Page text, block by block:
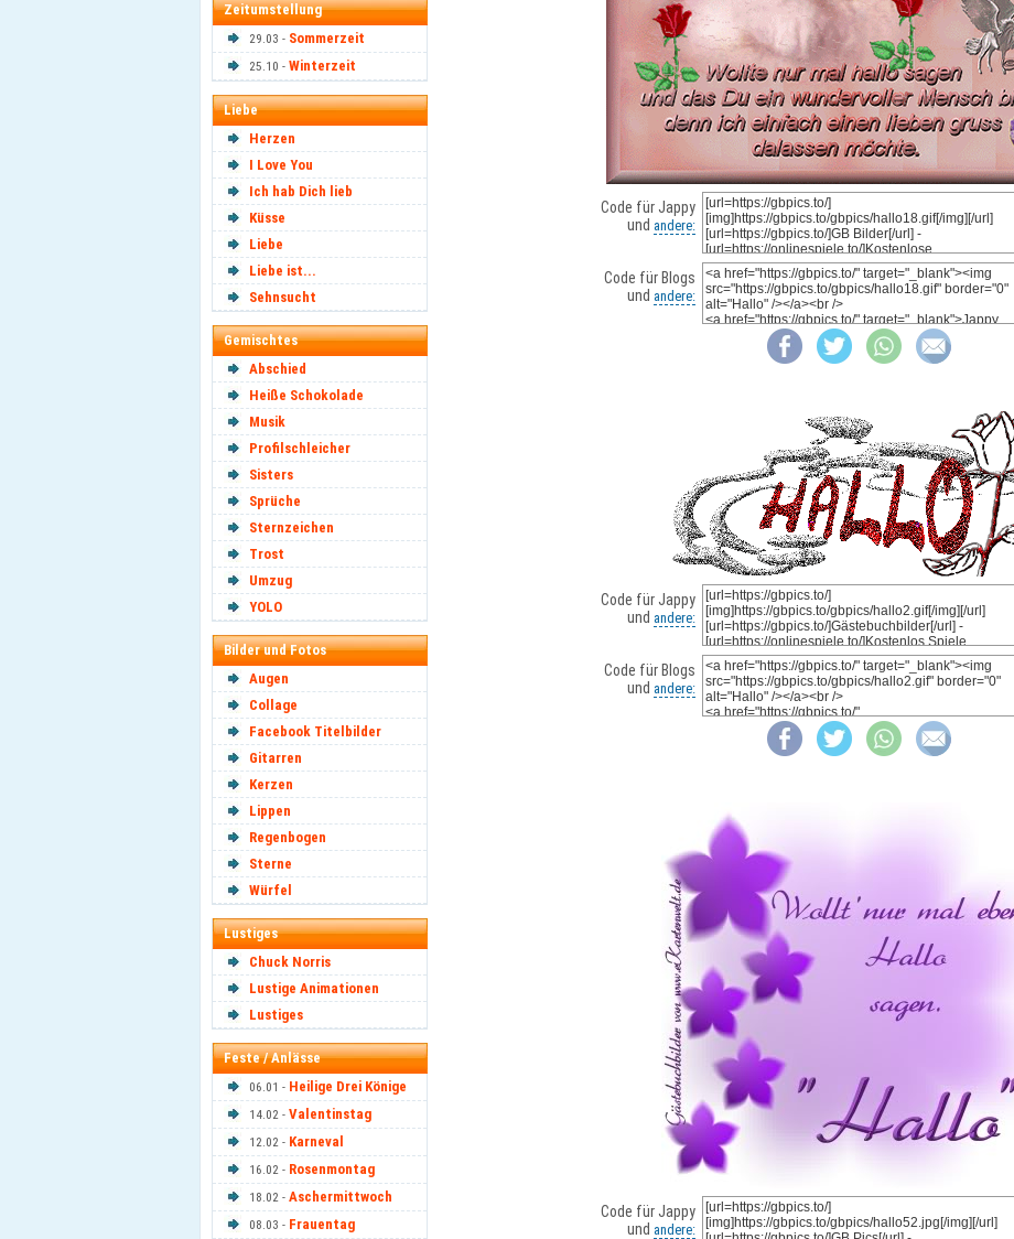
Zeitumstellung
29.03 - Sommerzeit
25.10 - Winterzeit
Liebe
Herzen
I Love You
Ich hab Dich lieb
Küsse
Liebe
Liebe ist...
Sehnsucht
Gemischtes
Abschied
Heiße Schokolade
Musik
Profilschleicher
Sisters
Sprüche
Sternzeichen
Trost
Umzug
YOLO
Bilder und Fotos
Augen
Collage
Facebook Titelbilder
Gitarren
Kerzen
Lippen
Regenbogen
Sterne
Würfel
Lustiges
Chuck Norris
Lustige Animationen
Lustiges
Feste / Anlässe
06.01 - Heilige Drei Könige
14.02 - Valentinstag
12.02 - Karneval
16.02 - Rosenmontag
18.02 - Aschermittwoch
08.03 - Frauentag
Code für Jappy
und andere:
Code für Blogs
und andere:
Code für Jappy
und andere:
Code für Blogs
und andere:
Code für Jappy
und andere: